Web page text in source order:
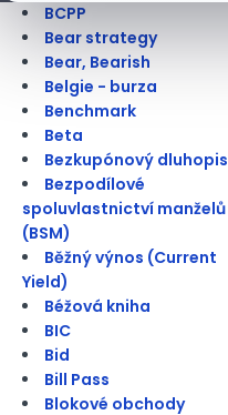
BCPP
Bear strategy
Bear, Bearish
Belgie - burza
Benchmark
Beta
Bezkupónový dluhopis
Bezpodílové
spoluvlastnictví manželů
(BSM)
Běžný výnos (Current
Yield)
Béžová kniha
BIC
Bid
Bill Pass
Blokové obchody